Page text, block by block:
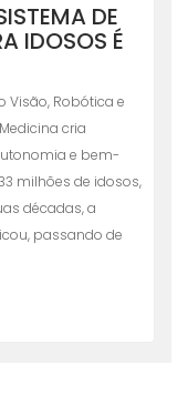
DE
IDOSOS É
Visão, Robótica e
cria
e bem-
milhões de idosos,
décadas, a
passando de